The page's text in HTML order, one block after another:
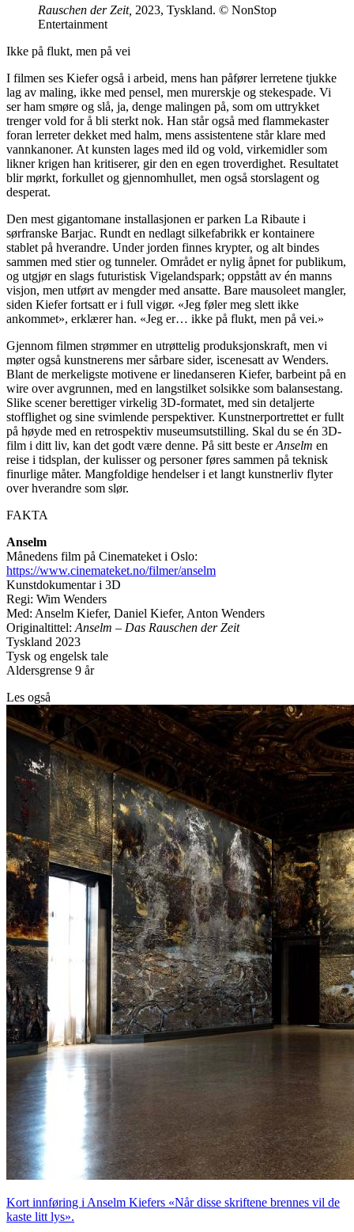
Rauschen der Zeit, 2023, Tyskland. © NonStop
Entertainment
Ikke på flukt, men på vei
I filmen ses Kiefer også i arbeid, mens han påfører lerretene tjukke
lag av maling, ikke med pensel, men murerskje og stekespade. Vi
ser ham smøre og slå, ja, denge malingen på, som om uttrykket
trenger vold for å bli sterkt nok. Han står også med flammekaster
foran lerreter dekket med halm, mens assistentene står klare med
vannkanoner. At kunsten lages med ild og vold, virkemidler som
likner krigen han kritiserer, gir den en egen troverdighet. Resultatet
blir mørkt, forkullet og gjennomhullet, men også storslagent og
desperat.
Den mest gigantomane installasjonen er parken La Ribaute i
sørfranske Barjac. Rundt en nedlagt silkefabrikk er kontainere
stablet på hverandre. Under jorden finnes krypter, og alt bindes
sammen med stier og tunneler. Området er nylig åpnet for publikum,
og utgjør en slags futuristisk Vigelandspark; oppstått av én manns
visjon, men utført av mengder med ansatte. Bare mausoleet mangler,
siden Kiefer fortsatt er i full vigør. «Jeg føler meg slett ikke
ankommet», erklærer han. «Jeg er… ikke på flukt, men på vei.»
Gjennom filmen strømmer en utrøttelig produksjonskraft, men vi
møter også kunstnerens mer sårbare sider, iscenesatt av Wenders.
Blant de merkeligste motivene er linedanseren Kiefer, barbeint på en
wire over avgrunnen, med en langstilket solsikke som balansestang.
Slike scener berettiger virkelig 3D-formatet, med sin detaljerte
stofflighet og sine svimlende perspektiver. Kunstnerportrettet er fullt
på høyde med en retrospektiv museumsutstilling. Skal du se én 3D-
film i ditt liv, kan det godt være denne. På sitt beste erAnselm en
reise i tidsplan, der kulisser og personer føres sammen på teknisk
finurlige måter. Mangfoldige hendelser i et langt kunstnerliv flyter
over hverandre som slør.
FAKTA
Anselm
Månedens film på Cinemateket i Oslo:
https://www.cinemateket.no/filmer/anselm
Kunstdokumentar i 3D
Regi: Wim Wenders
Med: Anselm Kiefer, Daniel Kiefer, Anton Wenders
Originaltittel: Anselm – Das Rauschen der Zeit
Tyskland 2023
Tysk og engelsk tale
Aldersgrense 9 år
Les også
Kort innføring i Anselm Kiefers «Når disse skriftene brennes vil de
kaste litt lys».